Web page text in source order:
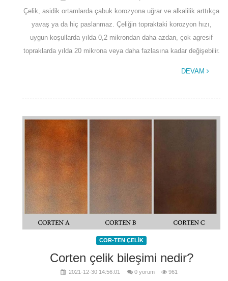
Çelik, asidik ortamlarda çabuk korozyona uğrar ve alkalilik arttıkça
yavaş ya da hiç paslanmaz. Çeliğin topraktaki korozyon hızı,
uygun koşullarda yılda 0,2 mikrondan daha azdan, çok agresif
topraklarda yılda 20 mikrona veya daha fazlasına kadar değişebilir.
DEVAM
COR-TEN ÇELİK
Corten çelik bileşimi nedir?
2021-12-30 14:56:01 0 yorum 961